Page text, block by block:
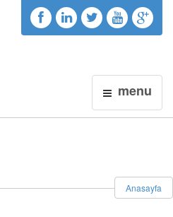
menu
Anasayfa